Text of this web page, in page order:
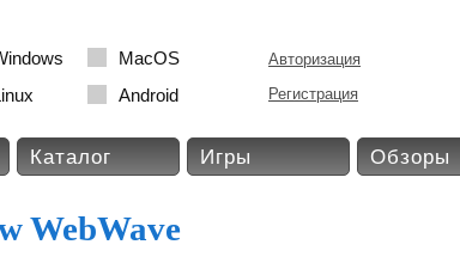
MacOS
Android
Авторизация
Регистрация
Каталог Игры Обзоры
WebWave